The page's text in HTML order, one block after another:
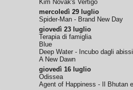
Kim Novak's Vertigo
mercoledì 29 luglio
Spider-Man - Brand New Day
giovedì 23 luglio
Terapia di famiglia
Blue
Deep Water - Incubo dagli abissi
A New Dawn
giovedì 16 luglio
Odissea
Agent of Happiness - Il Bhutan